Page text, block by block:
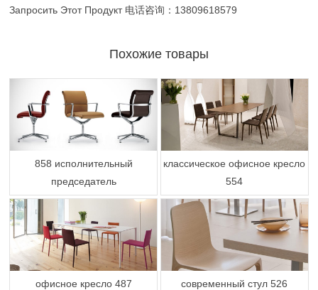
Запросить Этот Продукт 电话咨询：13809618579
Похожие товары
858 исполнительный
председатель
классическое офисное кресло
554
офисное кресло 487 современный стул 526